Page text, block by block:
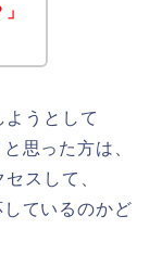
ようとして
思った方は、
スして、
ているのかど